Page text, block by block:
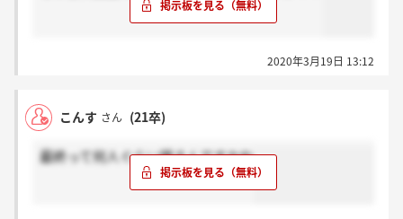
2020年3月19日 13:12
こんす さん (21卒)
最終って何人ぐらい残るんですかね